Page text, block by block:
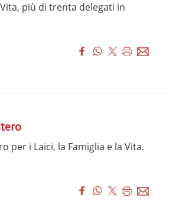
più di trenta delegati in
per i Laici, la Famiglia e la Vita.